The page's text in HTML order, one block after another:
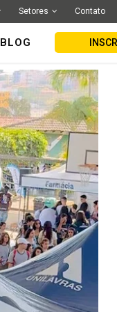
Setores Contato
BLOG